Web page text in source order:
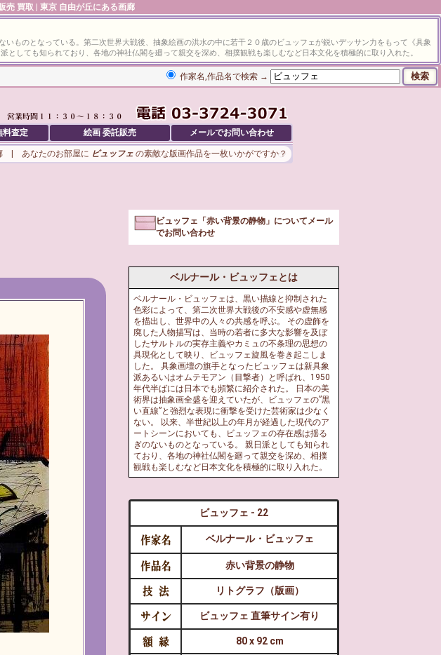
売 買取 | 東京 自由が丘にある画廊
ものとなっている。第二次世界大戦後、抽象絵画の洪水の中に若干２０歳のビュッフェが鋭いデッサン力をもって《具象
しても知られており、各地の神社仏閣を廻って親交を深め、相撲観戦も楽しむなど日本文化を積極的に取り入れた。
作家名,作品名で検索 →
料査定 絵画 委託販売 メールでお問い合わせ
| あなたのお部屋に ビュッフェの素敵な版画作品を一枚いかがですか？
ビュッフェ「赤い背景の静物」についてメール
でお問い合わせ
ベルナール・ビュッフェとは
ベルナール・ビュッフェは、黒い描線と抑制された
色彩によって、第二次世界大戦後の不安感や虚無感
を描出し、世界中の人々の共感を呼ぶ。 その虚飾を
廃した人物描写は、当時の若者に多大な影響を及ぼ
したサルトルの実存主義やカミュの不条理の思想の
具現化として映り、ビュッフェ旋風を巻き起こしま
した。 具象画壇の旗手となったビュッフェは新具象
派あるいはオムテモアン（目撃者）と呼ばれ、1950
年代半ばには日本でも頻繁に紹介された。 日本の美
術界は抽象画全盛を迎えていたが、ビュッフェの”黒
い直線”と強烈な表現に衝撃を受けた芸術家は少なく
ない。 以来、半世紀以上の年月が経過した現代のア
ートシーンにおいても、ビュッフェの存在感は揺る
ぎのないものとなっている。 親日派としても知られ
ており、各地の神社仏閣を廻って親交を深め、相撲
観戦も楽しむなど日本文化を積極的に取り入れた。
ビュッフェ - 22
ベルナール・ビュッフェ
赤い背景の静物
リトグラフ（版画）
ビュッフェ 直筆サイン有り
80 x 92 cm